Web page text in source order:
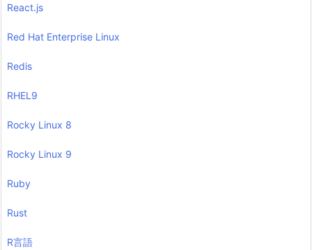
React.js
Red Hat Enterprise Linux
Redis
RHEL9
Rocky Linux 8
Rocky Linux 9
Ruby
Rust
R言語